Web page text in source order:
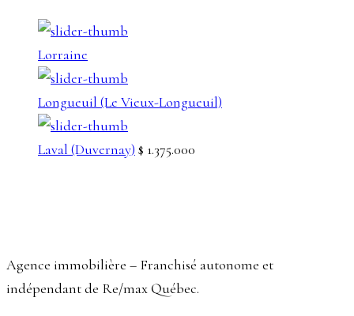
Lorraine
Longueuil (Le Vieux-Longueuil)
Laval (Duvernay) $ 1.375.000
Agence immobilière – Franchisé autonome et
indépendant de Re/max Québec.